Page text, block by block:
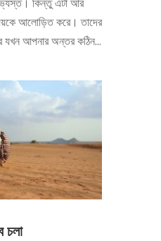
আলোড়িত করে। তাদের
আপনার অন্তর কঠিন...
চলা